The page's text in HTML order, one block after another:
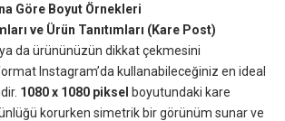
Göre Boyut Örnekleri
ve Ürün Tanıtımları (Kare Post)
da ürününüzün dikkat çekmesini
Instagram’da kullanabileceğiniz en ideal
1080 x 1080 piksel boyutundaki kare
korurken simetrik bir görünüm sunar ve